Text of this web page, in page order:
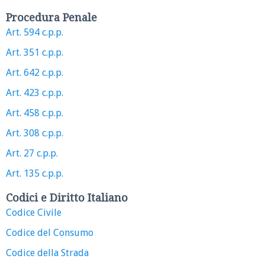
Procedura Penale
Art. 594 c.p.p.
Art. 351 c.p.p.
Art. 642 c.p.p.
Art. 423 c.p.p.
Art. 458 c.p.p.
Art. 308 c.p.p.
Art. 27 c.p.p.
Art. 135 c.p.p.
Codici e Diritto Italiano
Codice Civile
Codice del Consumo
Codice della Strada